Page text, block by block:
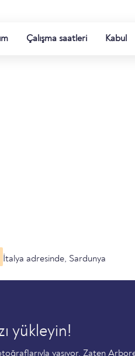
Çalışma saatleri Kabul
İtalya adresinde, Sardunya
yükleyin!
yaşıyor. Zaten